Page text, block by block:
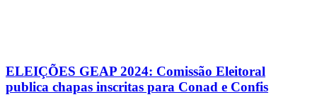
ELEIÇÕES GEAP 2024: Comissão Eleitoral
publica chapas inscritas para Conad e Confis